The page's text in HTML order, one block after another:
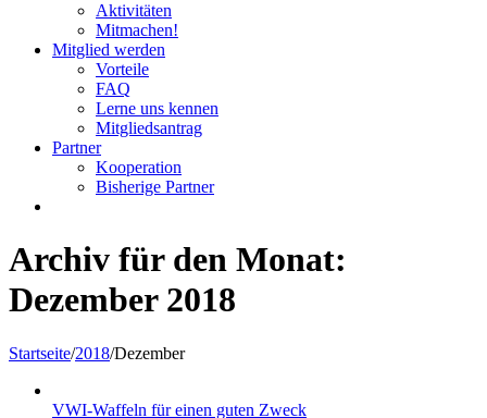
Aktivitäten
Mitmachen!
Mitglied werden
Vorteile
FAQ
Lerne uns kennen
Mitgliedsantrag
Partner
Kooperation
Bisherige Partner
Archiv für den Monat:
Dezember 2018
Startseite/2018/Dezember
VWI-Waffeln für einen guten Zweck